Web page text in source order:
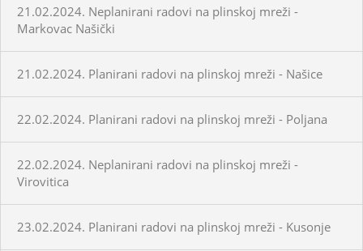
21.02.2024. Neplanirani radovi na plinskoj mreži -
Markovac Našički
21.02.2024. Planirani radovi na plinskoj mreži - Našice
22.02.2024. Planirani radovi na plinskoj mreži - Poljana
22.02.2024. Neplanirani radovi na plinskoj mreži -
Virovitica
23.02.2024. Planirani radovi na plinskoj mreži - Kusonje